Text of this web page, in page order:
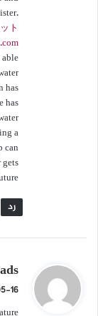
ト
has
has
a
can
رد
ي
ق
2013-